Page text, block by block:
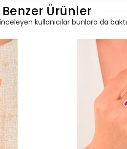
Benzer Ürünler
kullanıcılar bunlara da baktı